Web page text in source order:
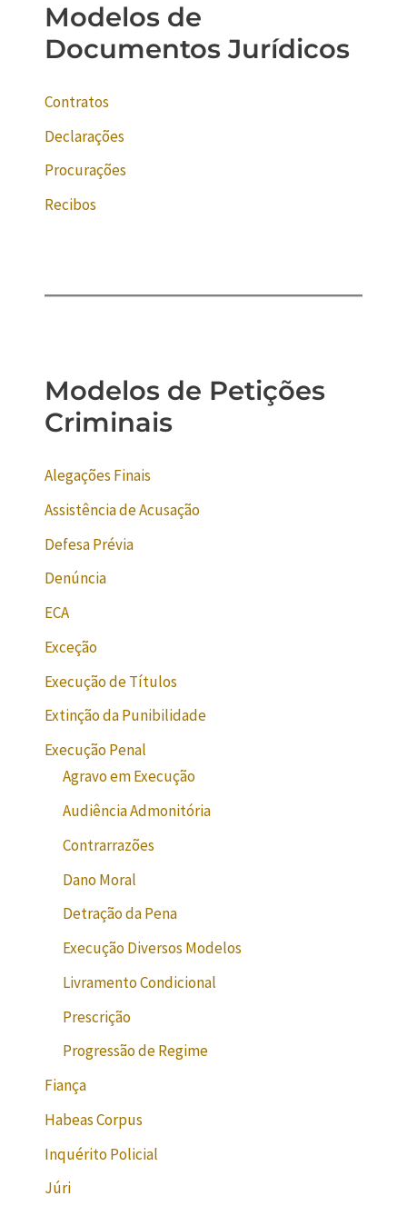
Modelos de
Documentos Jurídicos
Contratos
Declarações
Procurações
Recibos
Modelos de Petições
Criminais
Alegações Finais
Assistência de Acusação
Defesa Prévia
Denúncia
ECA
Exceção
Execução de Títulos
Extinção da Punibilidade
Execução Penal
Agravo em Execução
Audiência Admonitória
Contrarrazões
Dano Moral
Detração da Pena
Execução Diversos Modelos
Livramento Condicional
Prescrição
Progressão de Regime
Fiança
Habeas Corpus
Inquérito Policial
Júri